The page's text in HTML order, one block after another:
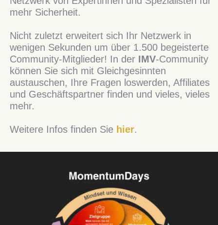
mehr Sicherheit.
Nicht zuletzt erweitert sich Ihr Netzwerk in
wenigen Sekunden um über 1.500 begeisterte
Community-Mitglieder! In der IMV-Community
können Sie sich mit Gleichgesinnten
austauschen, Ihre Fragen loswerden, Affiliates
und Geschäftspartner finden und vieles, vieles
mehr.
Weitere Infos finden Sie hier.